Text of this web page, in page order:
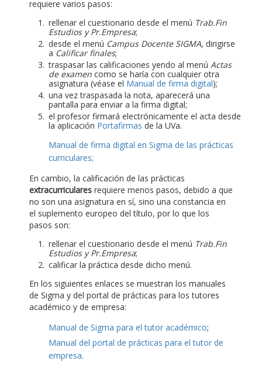
requiere varios pasos:
rellenar el cuestionario desde el menú Trab.Fin
Estudios y Pr.Empresa;
desde el menú Campus Docente SIGMA, dirigirse
a Calificar finales;
traspasar las calificaciones yendo al menú Actas
de examen como se haría con cualquier otra
asignatura (véase el Manual de firma digital);
una vez traspasada la nota, aparecerá una
pantalla para enviar a la firma digital;
el profesor firmará electrónicamente el acta desde
la aplicación Portafirmas de la UVa.
Manual de firma digital en Sigma de las prácticas
curriculares;
En cambio, la calificación de las prácticas
extracurriculares requiere menos pasos, debido a que
no son una asignatura en sí, sino una constancia en
el suplemento europeo del título, por lo que los
pasos son:
rellenar el cuestionario desde el menú Trab.Fin
Estudios y Pr.Empresa;
calificar la práctica desde dicho menú.
En los siguientes enlaces se muestran los manuales
de Sigma y del portal de prácticas para los tutores
académico y de empresa:
Manual de Sigma para el tutor académico;
Manual del portal de prácticas para el tutor de
empresa.